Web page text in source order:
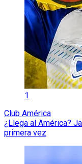
1
Club América
¿Llega al América?
primera vez